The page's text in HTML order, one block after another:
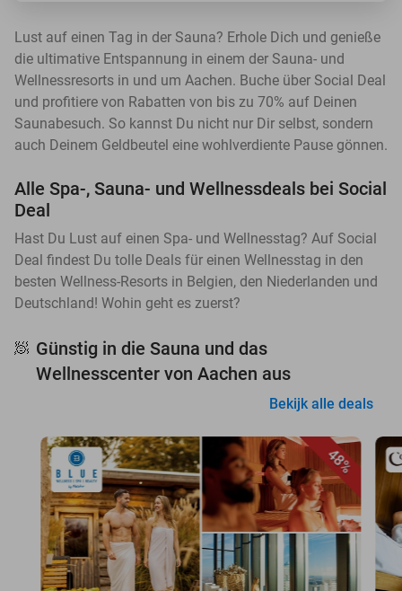
Lust auf einen Tag in der Sauna? Erhole Dich und genieße
die ultimative Entspannung in einem der Sauna- und
Wellnessresorts in und um Aachen. Buche über Social Deal
und profitiere von Rabatten von bis zu 70% auf Deinen
Saunabesuch. So kannst Du nicht nur Dir selbst, sondern
auch Deinem Geldbeutel eine wohlverdiente Pause gönnen.
Alle Spa-, Sauna- und Wellnessdeals bei Social
Deal
Hast Du Lust auf einen Spa- und Wellnesstag? Auf Social
Deal findest Du tolle Deals für einen Wellnesstag in den
besten Wellness-Resorts in Belgien, den Niederlanden und
Deutschland! Wohin geht es zuerst?
🧖 Günstig in die Sauna und das
Wellnesscenter von Aachen aus
Bekijk alle deals
48%